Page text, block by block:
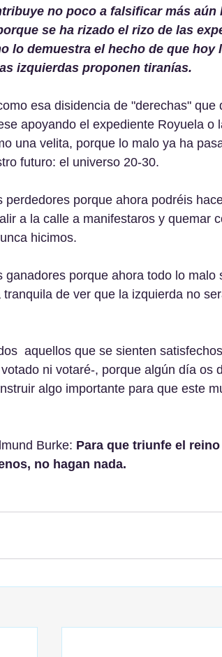
no poco a falsificar más aún
se ha rizado el rizo de las
lo demuestra el hecho de que hoy
izquierdas proponen tiranías.
esa disidencia de "derechas"
apoyando el expediente Royuela o
una velita, porque lo malo ya ha
futuro: el universo 20-30.
perdedores porque ahora podréis
a la calle a manifestaros y quemar
hicimos.
ganadores porque ahora todo lo
de ver que la izquierda no
aquellos que se sienten
ni votaré-, porque algún día os
algo importante para que este
Burke: Para que triunfe el
no hagan nada.